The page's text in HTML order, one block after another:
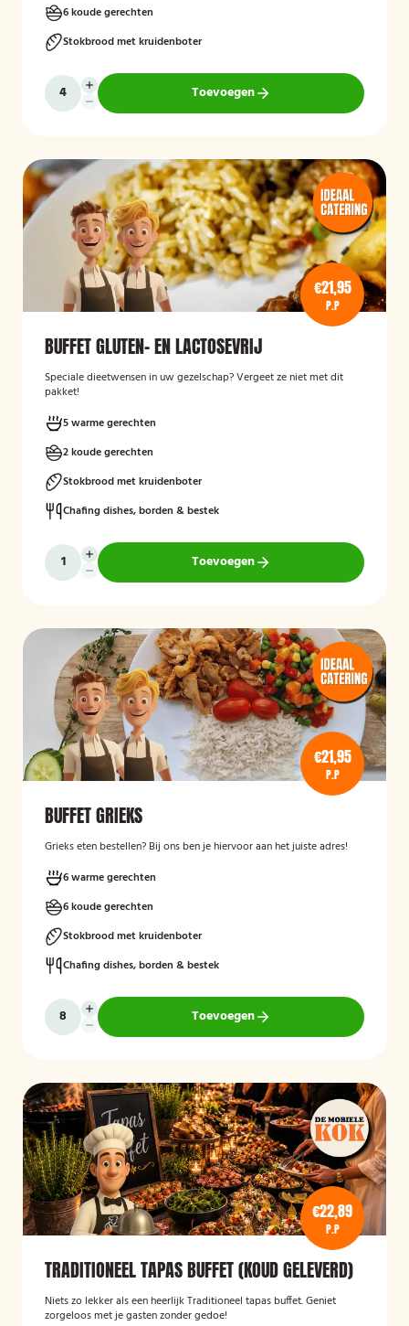
6 koude gerechten
Stokbrood met kruidenboter
Toevoegen
€21,95
P.P
BUFFET GLUTEN- EN LACTOSEVRIJ
Speciale dieetwensen in uw gezelschap? Vergeet ze niet met dit
pakket!
5 warme gerechten
2 koude gerechten
Stokbrood met kruidenboter
Chafing dishes, borden & bestek
Toevoegen
€21,95
P.P
BUFFET GRIEKS
Grieks eten bestellen? Bij ons ben je hiervoor aan het juiste adres!
6 warme gerechten
6 koude gerechten
Stokbrood met kruidenboter
Chafing dishes, borden & bestek
Toevoegen
€22,89
P.P
TRADITIONEEL TAPAS BUFFET (KOUD GELEVERD)
Niets zo lekker als een heerlijk Traditioneel tapas buffet. Geniet
zorgeloos met je gasten zonder gedoe!